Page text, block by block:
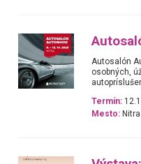
Autosalón
osobných,
Termín:
Mesto: Nitra